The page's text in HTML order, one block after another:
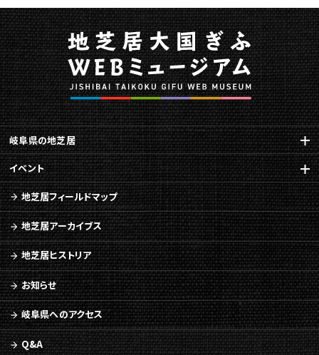
岐阜県の地芝居
イベント
地芝居フィールドマップ
地芝居アーカイブス
地芝居ヒストリア
お知らせ
岐阜県へのアクセス
Q&A